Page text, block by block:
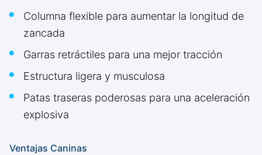
Columna flexible para aumentar la longitud de
zancada
Garras retráctiles para una mejor tracción
Estructura ligera y musculosa
Patas traseras poderosas para una aceleración
explosiva
Ventajas Caninas